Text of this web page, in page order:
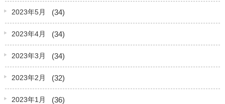
2023年5月 (34)
2023年4月 (34)
2023年3月 (34)
2023年2月 (32)
2023年1月 (36)